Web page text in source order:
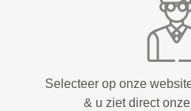
Selecteer op onze
& u ziet direct